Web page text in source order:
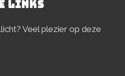
LINKS
Veel plezier op deze